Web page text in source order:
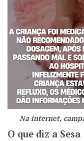
Na internet,
O que diz a Sesa